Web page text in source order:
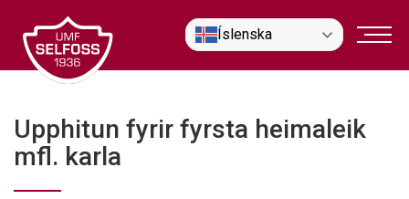
efni
Íslenska
Upphitun fyrir fyrsta heimaleik
mfl. karla